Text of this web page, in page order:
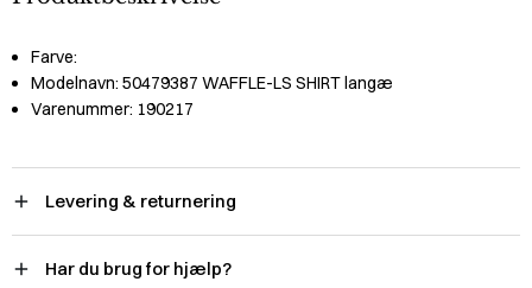
Farve:
Modelnavn: 50479387 WAFFLE-LS SHIRT langæ
Varenummer: 190217
Levering & returnering
Har du brug for hjælp?